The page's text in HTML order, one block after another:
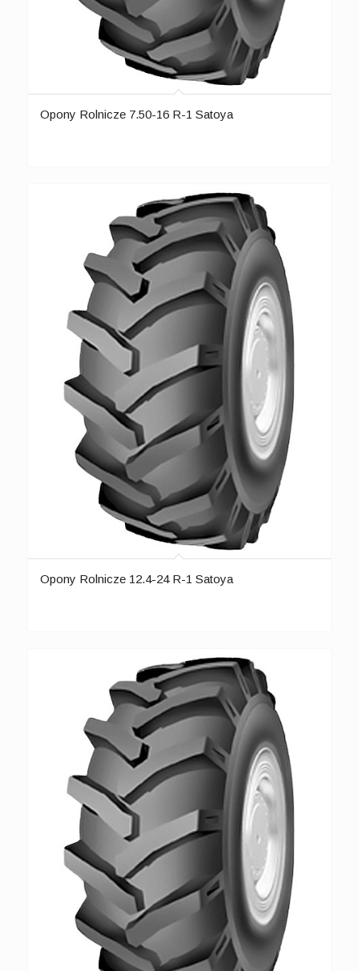
Opony Rolnicze 7.50-16 R-1 Satoya
Opony Rolnicze 12.4-24 R-1 Satoya